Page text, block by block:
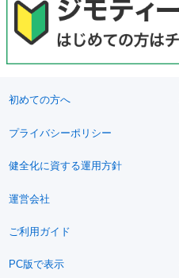
初めての方へ
プライバシーポリシー
健全化に資する運用方針
運営会社
ご利用ガイド
PC版で表示